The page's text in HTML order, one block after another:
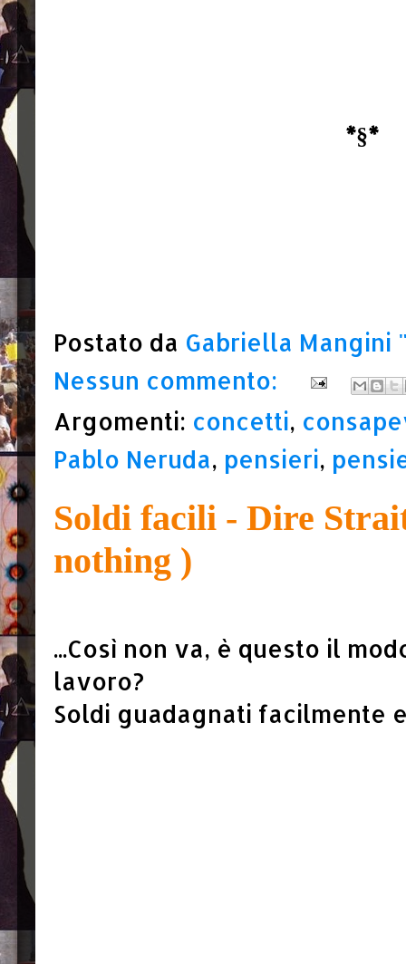
*§*
Postato da Gabriella Mangini
Nessun commento:
Argomenti: concetti,
Pablo Neruda, pensieri,
Soldi facili - Dire
nothing )
...Così non va, è questo il
lavoro?
Soldi guadagnati facilmente